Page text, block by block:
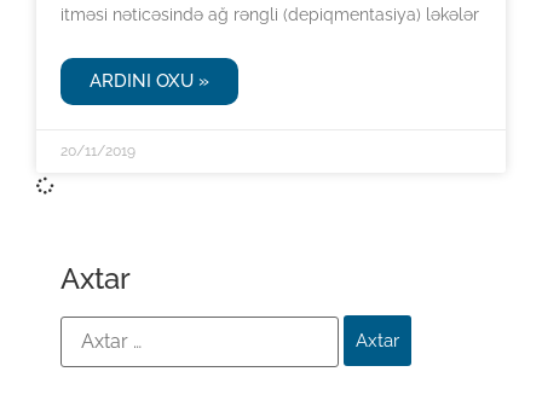
itməsi nəticəsində ağ rəngli (depiqmentasiya) ləkələr
ARDINI OXU »
20/11/2019
Axtar